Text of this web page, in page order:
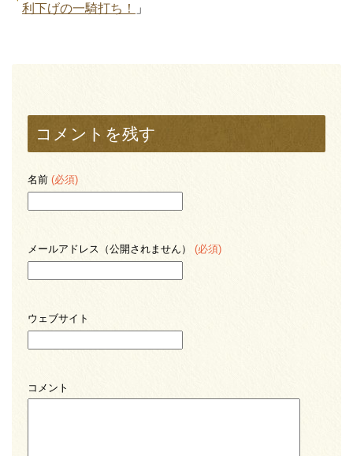
利下げの一騎打ち！
」
コメントを残す
名前 (必須)
メールアドレス（公開されません） (必須)
ウェブサイト
コメント